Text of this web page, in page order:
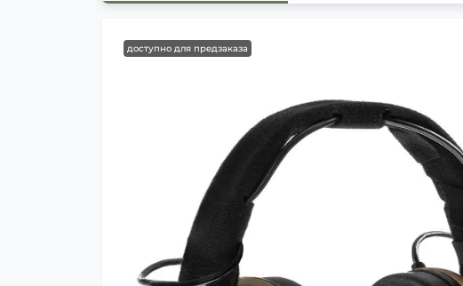
доступно для предзаказа